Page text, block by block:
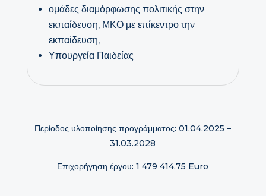
ομάδες διαμόρφωσης πολιτικής στην
εκπαίδευση, ΜΚΟ με επίκεντρο την
εκπαίδευση,
Υπουργεία Παιδείας
Περίοδος υλοποίησης προγράμματος: 01.04.2025 –
31.03.2028
Επιχορήγηση έργου: 1 479 414.75 Euro